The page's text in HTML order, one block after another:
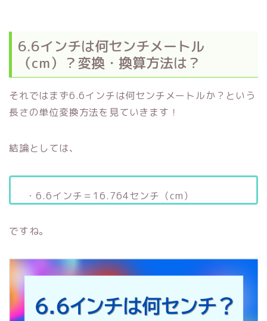
6.6インチは何センチメートル
（cm）？変換・換算方法は？
それではまず6.6インチは何センチメートルか？という
長さの単位変換方法を見ていきます！
結論としては、
・6.6インチ＝16.764センチ（cm）
ですね。